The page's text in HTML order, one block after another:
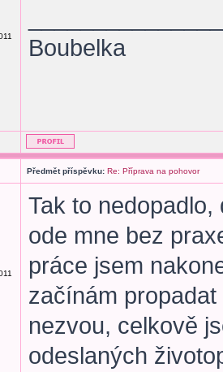
Boubelka
Předmět příspěvku: Re: Příprava na pohovor
Tak to
ode mne bez
práce jsem
začínám
nezvou, celkově
odeslaných